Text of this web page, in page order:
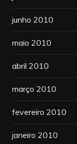
junho 2010
maio 2010
abril 2010
março 2010
fevereiro 2010
janeiro 2010